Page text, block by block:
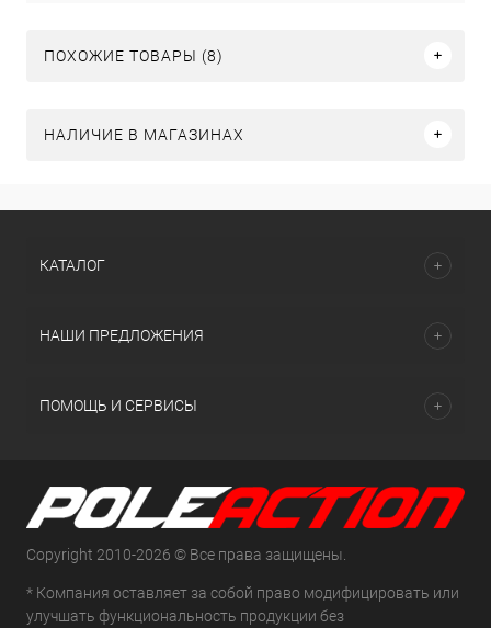
ПОХОЖИЕ ТОВАРЫ (8)
НАЛИЧИЕ В МАГАЗИНАХ
КАТАЛОГ
НАШИ ПРЕДЛОЖЕНИЯ
ПОМОЩЬ И СЕРВИСЫ
Copyright 2010-2026 © Все права защищены.
* Компания оставляет за собой право модифицировать или
улучшать функциональность продукции без